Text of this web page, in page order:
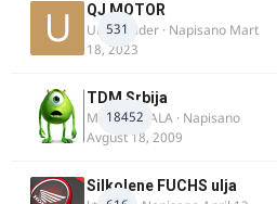
531
QJ MOTOR
Urban Rider · Napisano Mart
18, 2023
18452
TDM Srbija
MURICAMALA · Napisano
Avgust 18, 2009
Silkolene FUCHS ulja